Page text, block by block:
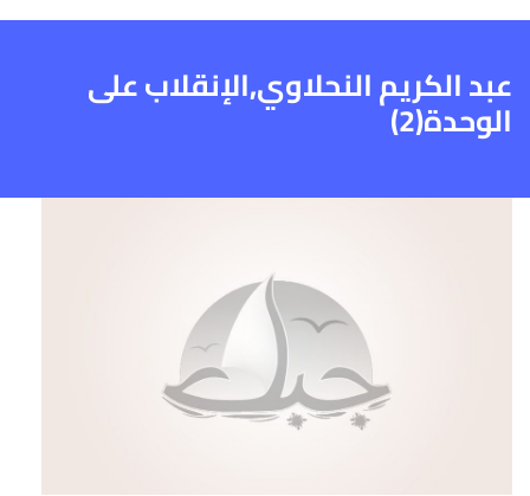
عبد الكريم النحلاوي,الإنقلاب على
الوحدة(2)